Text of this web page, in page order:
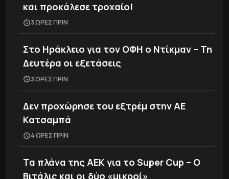
και προκάλεσε τροχαίο!
3 ΩΡΕΣ ΠΡΙΝ
Στο Ηράκλειο για τον ΟΦΗ ο Ντίκμαν – Τη
Δευτέρα οι εξετάσεις
3 ΩΡΕΣ ΠΡΙΝ
Δεν προχώρησε του εξτρέμ στην ΑΕ
Κατσαμπά
4 ΩΡΕΣ ΠΡΙΝ
Τα πλάνα της ΑΕΚ για το Super Cup – Ο
Βιτάλις και οι δύο «μικροί»